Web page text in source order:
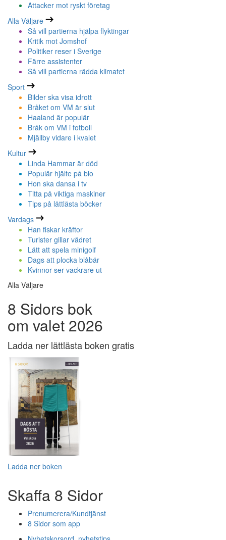
Attacker mot ryskt företag
Alla Väljare
Så vill partierna hjälpa flyktingar
Kritik mot Jomshof
Politiker reser i Sverige
Färre assistenter
Så vill partierna rädda klimatet
Sport
Bilder ska visa idrott
Bråket om VM är slut
Haaland är populär
Bråk om VM i fotboll
Mjällby vidare i kvalet
Kultur
Linda Hammar är död
Populär hjälte på bio
Hon ska dansa i tv
Titta på viktiga maskiner
Tips på lättlästa böcker
Vardags
Han fiskar kräftor
Turister gillar vädret
Lätt att spela minigolf
Dags att plocka blåbär
Kvinnor ser vackrare ut
Alla Väljare
8 Sidors bok
om valet 2026
Ladda ner lättlästa boken gratis
Ladda ner boken
Skaffa 8 Sidor
Prenumerera/Kundtjänst
8 Sidor som app